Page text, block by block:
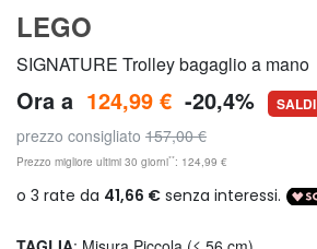
LEGO
SIGNATURE Trolley bagaglio a mano
Ora a 124,99 € -20,4% SALDI
prezzo consigliato 157,00 €
Prezzo migliore ultimi 30 giorni**: 124,99 €